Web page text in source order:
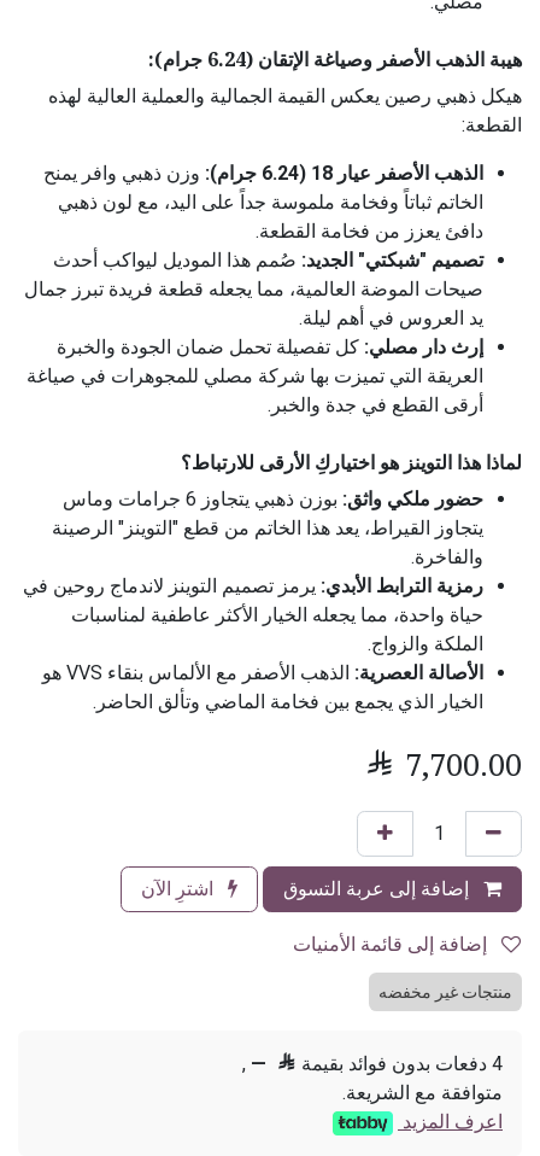
هيبة الذهب الأصفر وصياغة الإتقان (6.24 جرام):
هيكل ذهبي رصين يعكس القيمة الجمالية والعملية العالية لهذه
القطعة:
الذهب الأصفر عيار 18 (6.24 جرام):
وزن ذهبي وافر يمنح
الخاتم ثباتاً وفخامة ملموسة جداً على اليد، مع لون ذهبي
دافئ يعزز من فخامة القطعة.
تصميم "شبكتي" الجديد: صُمم هذا الموديل ليواكب أحدث
صيحات الموضة العالمية، مما يجعله قطعة فريدة تبرز جمال
يد العروس في أهم ليلة.
إرث دار مصلي: كل تفصيلة تحمل ضمان الجودة والخبرة
العريقة التي تميزت بها شركة مصلي للمجوهرات في صياغة
أرقى القطع في جدة والخبر.
لماذا هذا التوينز هو اختياركِ الأرقى للارتباط؟
حضور ملكي واثق:
بوزن ذهبي يتجاوز 6 جرامات وماس
يتجاوز القيراط، يعد هذا الخاتم من قطع "التوينز" الرصينة
والفاخرة.
رمزية الترابط الأبدي: يرمز تصميم التوينز لاندماج روحين في
حياة واحدة، مما يجعله الخيار الأكثر عاطفية لمناسبات
الملكة والزواج.
الأصالة العصرية:
الذهب الأصفر مع الألماس بنقاء VVS هو
الخيار الذي يجمع بين فخامة الماضي وتألق الحاضر.
 7,700.00
إضافة إلى عربة التسوق اشترِ الآن
منتجات غير مخفضه
4 دفعات بدون فوائد بقيمة 
—
,
متوافقة مع الشريعة.
اعرف المزيد